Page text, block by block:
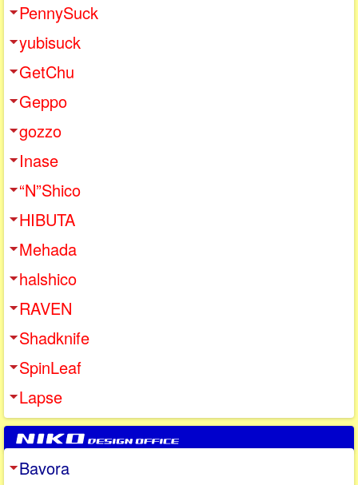
PennySuck
yubisuck
GetChu
Geppo
gozzo
Inase
“N”Shico
HIBUTA
Mehada
halshico
RAVEN
Shadknife
SpinLeaf
Lapse
Bavora